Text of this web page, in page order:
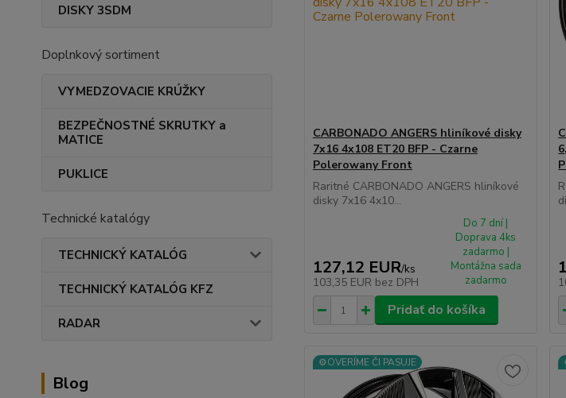
DISKY 3SDM
Doplnkový sortiment
VYMEDZOVACIE KRÚŽKY
BEZPEČNOSTNÉ SKRUTKY a
MATICE
PUKLICE
Technické katalógy
TECHNICKÝ KATALÓG
TECHNICKÝ KATALÓG KFZ
RADAR
Blog
CARBONADO ANGERS hliníkové disky
7x16 4x108 ET20 BFP - Czarne
Polerowany Front
Raritné CARBONADO ANGERS hliníkové
disky 7x16 4x10...
127,12 EUR/ks
103,35 EUR bez DPH
Do 7 dní |
Doprava 4ks
zadarmo |
Montážna sada
zadarmo
Pridať do košíka
⚙️OVERÍME ČI PASUJE